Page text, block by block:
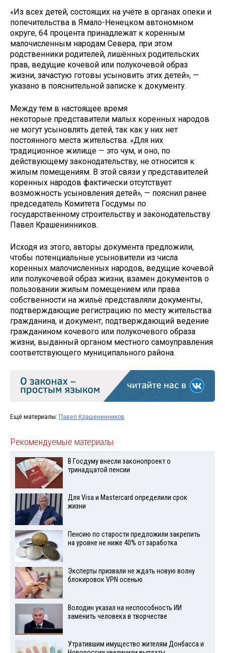
«Из всех детей, состоящих на учёте в органах опеки и
попечительства в Ямало-Ненецком автономном
округе, 64 процента принадлежат к коренным
малочисленным народам Севера, при этом
родственники родителей, лишённых родительских
прав, ведущие кочевой или полукочевой образ
жизни, зачастую готовы усыновить этих детей», —
указано в пояснительной записке к документу.
Между тем в настоящее время
некоторые представители малых коренных народов
не могут усыновлять детей, так как у них нет
постоянного места жительства. «Для них
традиционное жилище — это чум, и оно, по
действующему законодательству, не относится к
жилым помещениям. В этой связи у представителей
коренных народов фактически отсутствует
возможность усыновления детей», — пояснил ранее
председатель Комитета Госдумы по
государственному строительству и законодательству
Павел Крашенинников.
Исходя из этого, авторы документа предложили,
чтобы потенциальные усыновители из числа
коренных малочисленных народов, ведущие кочевой
или полукочевой образ жизни, взамен документов о
пользовании жилым помещением или права
собственности на жильё представляли документы,
подтверждающие регистрацию по месту жительства
гражданина, и документ, подтверждающий ведение
гражданином кочевого или полукочевого образа
жизни, выданный органом местного самоуправления
соответствующего муниципального района.
Ещё материалы: Павел Крашенинников
Рекомендуемые материалы
В Госдуму внесли законопроект о
тринадцатой пенсии
Для Visа и Mastercard определили срок
жизни
Пенсию по старости предложили закрепить
на уровне не ниже 40% от заработка
Эксперты призвали не ждать новую волну
блокировок VPN осенью
Володин указал на неспособность ИИ
заменить человека в творчестве
Утратившим имущество жителям Донбасса и